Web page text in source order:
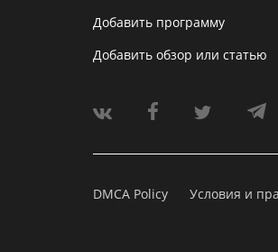
Добавить программу
Добавить обзор или статью
DMCA Policy Условия и